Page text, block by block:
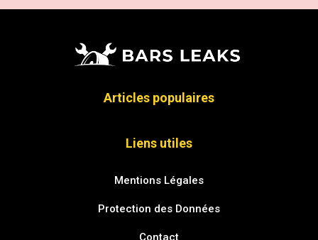
Articles populaires
Liens utiles
Mentions Légales
Protection des Données
Contact